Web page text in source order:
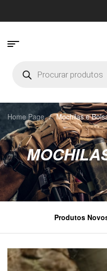
Home Page / Mochilas e
Produtos